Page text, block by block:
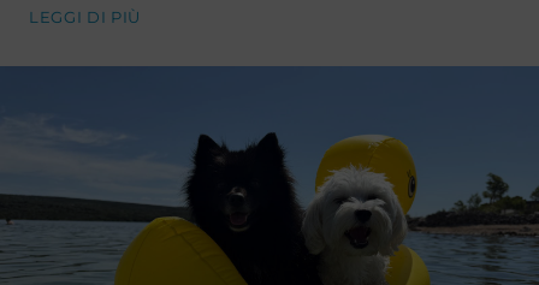
LEGGI DI PIÙ